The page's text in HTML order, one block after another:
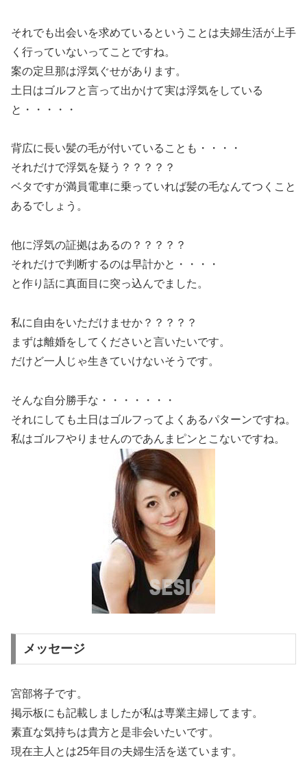
それでも出会いを求めているということは夫婦生活が上手
く行っていないってことですね。
案の定旦那は浮気ぐせがあります。
土日はゴルフと言って出かけて実は浮気をしている
と・・・・・
背広に長い髪の毛が付いていることも・・・・
それだけで浮気を疑う？？？？？
ベタですが満員電車に乗っていれば髪の毛なんてつくこと
あるでしょう。
他に浮気の証拠はあるの？？？？？
それだけで判断するのは早計かと・・・・
と作り話に真面目に突っ込んでました。
私に自由をいただけませか？？？？？
まずは離婚をしてくださいと言いたいです。
だけど一人じゃ生きていけないそうです。
そんな自分勝手な・・・・・・・
それにしても土日はゴルフってよくあるパターンですね。
私はゴルフやりませんのであんまピンとこないですね。
メッセージ
宮部将子です。
掲示板にも記載しましたが私は専業主婦してます。
素直な気持ちは貴方と是非会いたいです。
現在主人とは25年目の夫婦生活を送ています。